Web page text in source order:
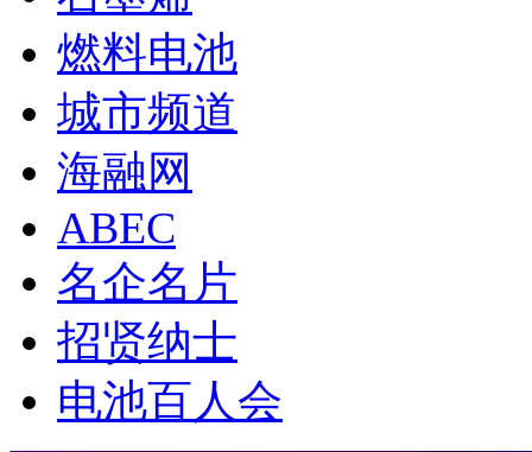
燃料电池
城市频道
海融网
ABEC
名企名片
招贤纳士
电池百人会